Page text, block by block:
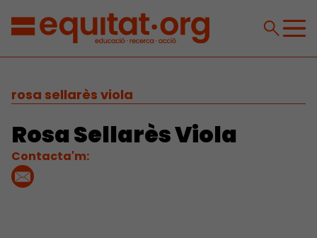
rosa sellarès viola
Rosa Sellarès Viola
Contacta'm: